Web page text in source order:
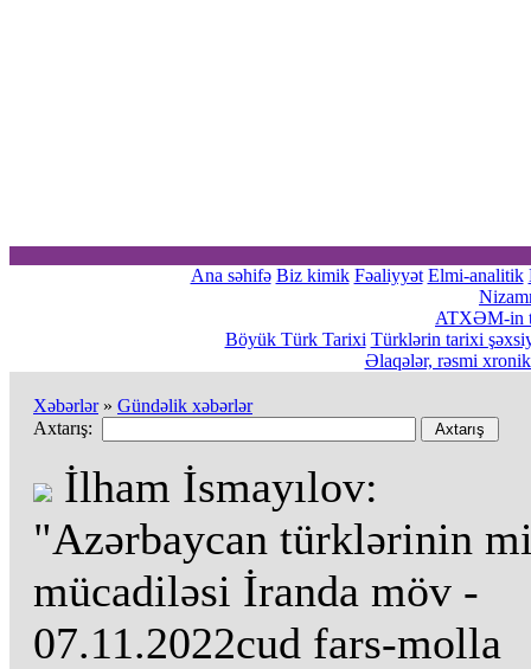
Ana səhifə Biz kimik Fəaliyyət Elmi-analitik
ATXƏM-in
Böyük Türk Tarixi Türklərin tarixi
Əlaqələr, rəsmi
Xəbərlər» Gündəlik xəbərlər
Axtarış:
İlham İsmayılov:
"Azərbaycan türklərinin
mücadiləsi İranda möv -
07.11.2022cud fars-molla